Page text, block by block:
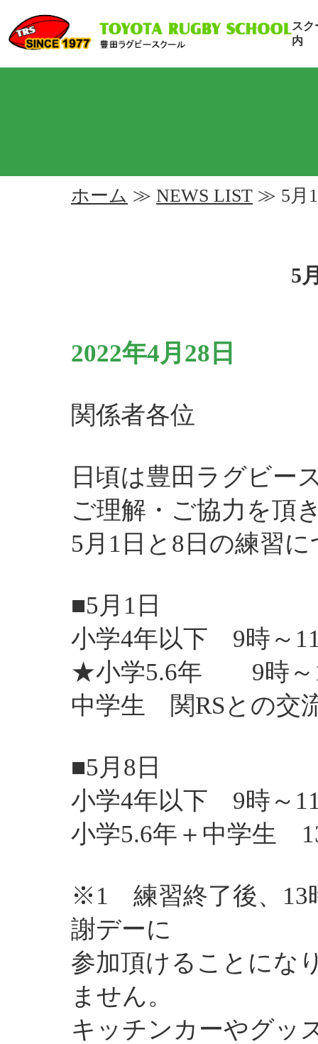
スク
内
ホーム ≫ NEWS LIST ≫ 5月
5
2022年4月28日
関係者各位
日頃は豊田ラグビー
ご理解・ご協力を頂
5月1日と8日の練習
■5月1日
小学4年以下 9時～
★小学5.6年 9時～
中学生 関RSとの交
■5月8日
小学4年以下 9時～
小学5.6年＋中学生
※1 練習終了後、13
謝デーに
参加頂けることにな
ません。
キッチンカーやグッ